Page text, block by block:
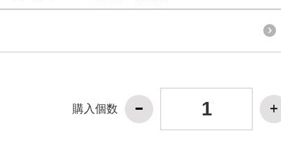
購入個数